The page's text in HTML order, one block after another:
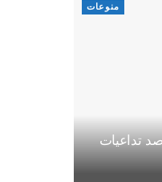
منوعات
تداعيات